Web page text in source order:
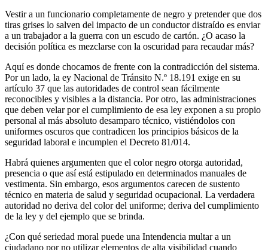
Vestir a un funcionario completamente de negro y pretender que dos
tiras grises lo salven del impacto de un conductor distraído es enviar
a un trabajador a la guerra con un escudo de cartón. ¿O acaso la
decisión política es mezclarse con la oscuridad para recaudar más?
Aquí es donde chocamos de frente con la contradicción del sistema.
Por un lado, la ey Nacional de Tránsito N.º 18.191 exige en su
artículo 37 que las autoridades de control sean fácilmente
reconocibles y visibles a la distancia. Por otro, las administraciones
que deben velar por el cumplimiento de esa ley exponen a su propio
personal al más absoluto desamparo técnico, vistiéndolos con
uniformes oscuros que contradicen los principios básicos de la
seguridad laboral e incumplen el Decreto 81/014.
Habrá quienes argumenten que el color negro otorga autoridad,
presencia o que así está estipulado en determinados manuales de
vestimenta. Sin embargo, esos argumentos carecen de sustento
técnico en materia de salud y seguridad ocupacional. La verdadera
autoridad no deriva del color del uniforme; deriva del cumplimiento
de la ley y del ejemplo que se brinda.
¿Con qué seriedad moral puede una Intendencia multar a un
ciudadano por no utilizar elementos de alta visibilidad cuando